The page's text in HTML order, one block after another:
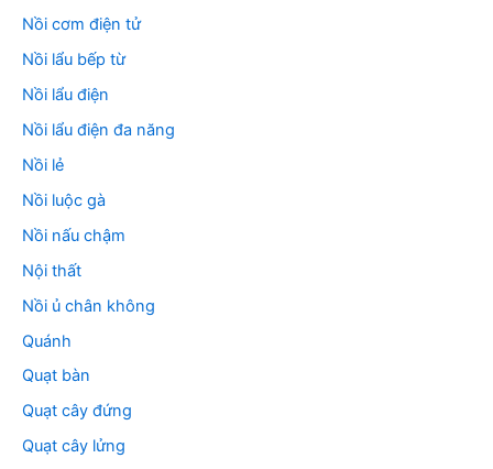
Nồi cơm điện tử
Nồi lẩu bếp từ
Nồi lẩu điện
Nồi lẩu điện đa năng
Nồi lẻ
Nồi luộc gà
Nồi nấu chậm
Nội thất
Nồi ủ chân không
Quánh
Quạt bàn
Quạt cây đứng
Quạt cây lửng